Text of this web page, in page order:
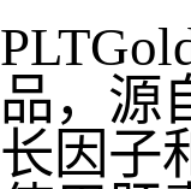
品，源
长因子